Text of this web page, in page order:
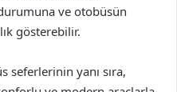
ve otobüsün
gösterebilir.
seferlerinin yanı sıra,